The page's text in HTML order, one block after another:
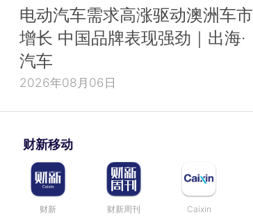
电动汽车需求高涨驱动澳洲车市
增长 中国品牌表现强劲｜出海·
汽车
2026年08月06日
财新移动
财新 财新周刊 Caixin